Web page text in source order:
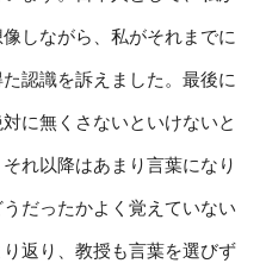
しながら、私がそれまでに
認識を訴えました。最後に
に無くさないといけないと
れ以降はあまり言葉になり
だったかよく覚えていない
返り、教授も言葉を選びず